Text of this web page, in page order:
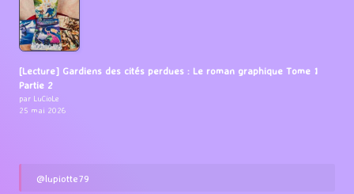
[Lecture] Gardiens des cités perdues : Le roman graphique Tome 1
Partie 2
par LuCioLe
25 mai 2026
@lupiotte79